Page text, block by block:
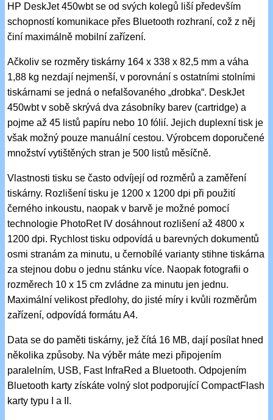
HP DeskJet 450wbt se od svých kolegů liší především
schopností komunikace přes Bluetooth rozhraní, což z něj
činí maximálně mobilní zařízení.
Ačkoliv se rozměry tiskárny 164 x 338 x 82,5 mm a váha
1,88 kg nezdají nejmenší, v porovnání s ostatními stolními
tiskárnami se jedná o nefalšovaného „drobka“. DeskJet
450wbt v sobě skrývá dva zásobníky barev (cartridge) a
pojme až 45 listů papíru nebo 10 fólií. Jejich duplexní tisk je
však možný pouze manuální cestou. Výrobcem doporučené
množství vytištěných stran je 500 listů měsíčně.
Vlastnosti tisku se často odvíjejí od rozměrů a zaměření
tiskárny. Rozlišení tisku je 1200 x 1200 dpi při použití
černého inkoustu, naopak v barvě je možné pomocí
technologie PhotoRet IV dosáhnout rozlišení až 4800 x
1200 dpi. Rychlost tisku odpovídá u barevných dokumentů
osmi stranám za minutu, u černobílé varianty stihne tiskárna
za stejnou dobu o jednu stánku více. Naopak fotografii o
rozměrech 10 x 15 cm zvládne za minutu jen jednu.
Maximální velikost předlohy, do jisté míry i kvůli rozměrům
zařízení, odpovídá formátu A4.
Data se do paměti tiskárny, jež čítá 16 MB, dají posílat hned
několika způsoby. Na výběr máte mezi připojením
paralelním, USB, Fast InfraRed a Bluetooth. Odpojením
Bluetooth karty získáte volný slot podporující CompactFlash
karty typu I a II.